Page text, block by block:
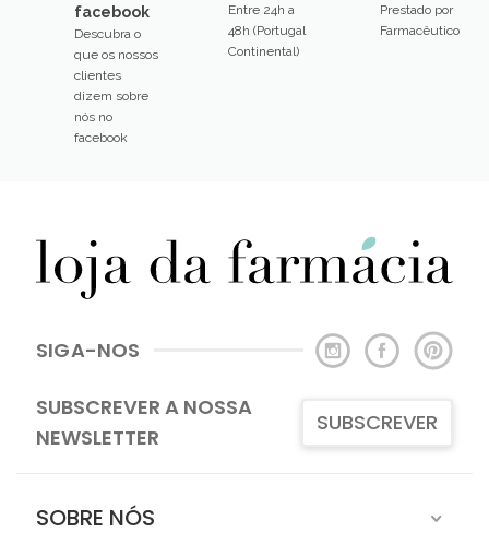
facebook
Descubra o
que os nossos
clientes
dizem sobre
nós no
facebook
Entre 24h a
48h (Portugal
Continental)
Prestado por
Farmacêutico
SIGA-NOS
SUBSCREVER A NOSSA
NEWSLETTER
SUBSCREVER
SOBRE NÓS